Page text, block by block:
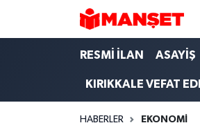
RESMİ İLAN ASAYİŞ
KIRIKKALE VEFAT
HABERLER EKONOMİ
Hava Durumu
Trafik Durumu
Süper Lig Puan Durumu ve